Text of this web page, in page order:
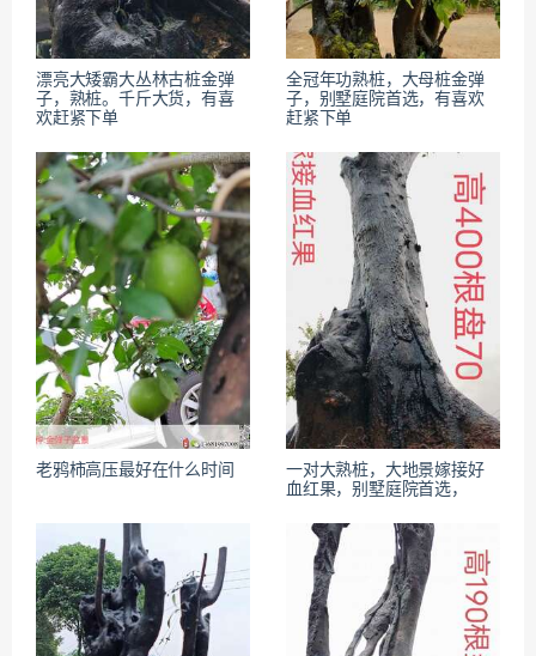
漂亮大矮霸大丛林古桩金弹
子，熟桩。千斤大货，有喜
欢赶紧下单
全冠年功熟桩，大母桩金弹
子，别墅庭院首选，有喜欢
赶紧下单
老鸦柿高压最好在什么时间
一对大熟桩，大地景嫁接好
血红果，别墅庭院首选，